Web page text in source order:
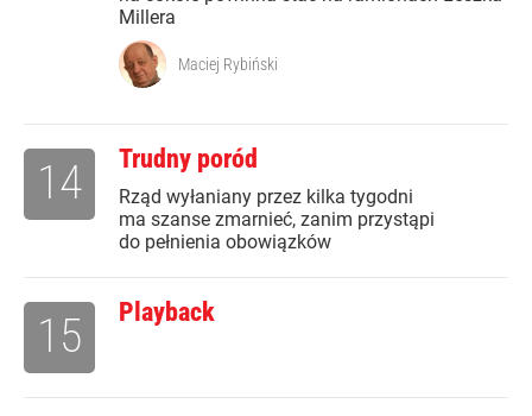
Millera
Maciej Rybiński
Trudny poród
Rząd wyłaniany przez kilka tygodni
ma szanse zmarnieć, zanim przystąpi
do pełnienia obowiązków
14
Playback
15